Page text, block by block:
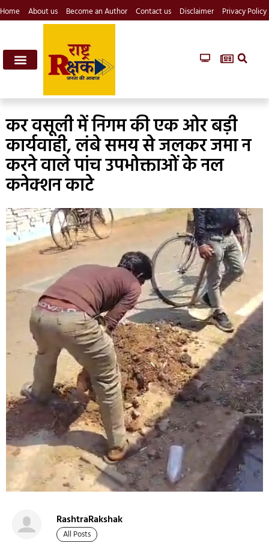
Home About us Become an Author Contact us Disclaimer Privacy Policy
कर वसूली में निगम की एक ओर बड़ी
कार्यवाही, लंबे समय से जलकर जमा न
करने वाले पांच उपभोक्ताओं के नल
कनेक्शन काटे
RashtraRakshak
All Posts